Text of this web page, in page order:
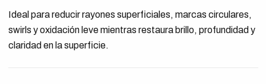
Ideal para reducir rayones superficiales, marcas circulares,
swirls y oxidación leve mientras restaura brillo, profundidad y
claridad en la superficie.